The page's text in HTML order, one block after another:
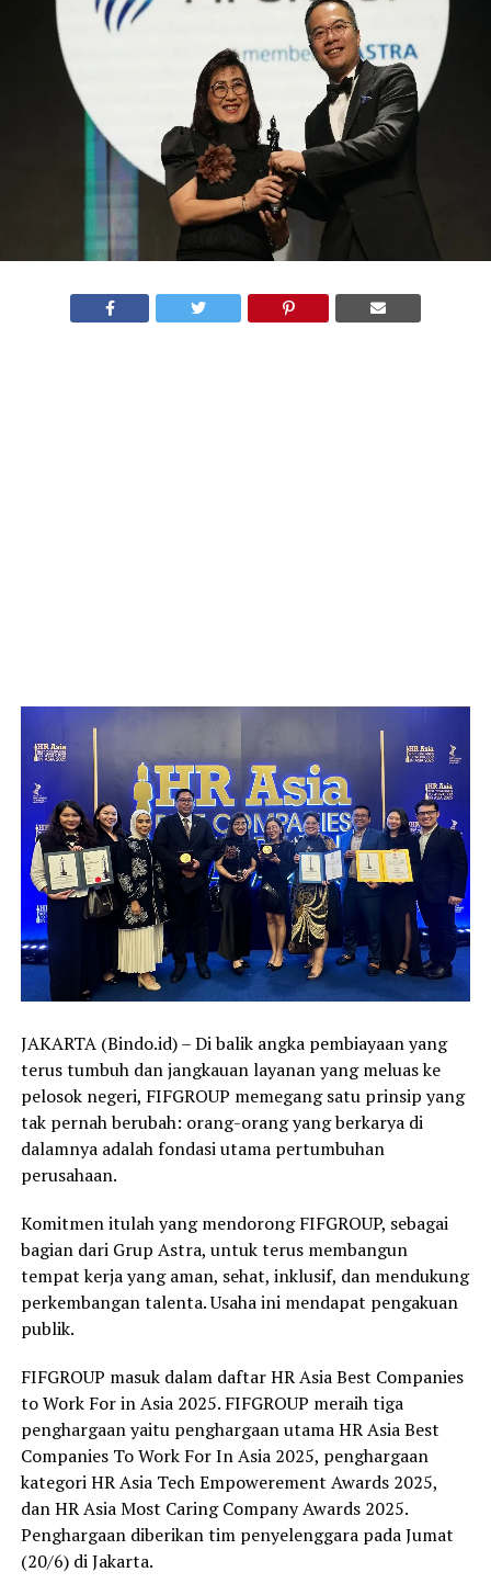
JAKARTA (Bindo.id) – Di balik angka pembiayaan yang
terus tumbuh dan jangkauan layanan yang meluas ke
pelosok negeri, FIFGROUP memegang satu prinsip yang
tak pernah berubah: orang-orang yang berkarya di
dalamnya adalah fondasi utama pertumbuhan
perusahaan.
Komitmen itulah yang mendorong FIFGROUP, sebagai
bagian dari Grup Astra, untuk terus membangun
tempat kerja yang aman, sehat, inklusif, dan mendukung
perkembangan talenta. Usaha ini mendapat pengakuan
publik.
FIFGROUP masuk dalam daftar HR Asia Best Companies
to Work For in Asia 2025. FIFGROUP meraih tiga
penghargaan yaitu penghargaan utama HR Asia Best
Companies To Work For In Asia 2025, penghargaan
kategori HR Asia Tech Empowerement Awards 2025,
dan HR Asia Most Caring Company Awards 2025.
Penghargaan diberikan tim penyelenggara pada Jumat
(20/6) di Jakarta.